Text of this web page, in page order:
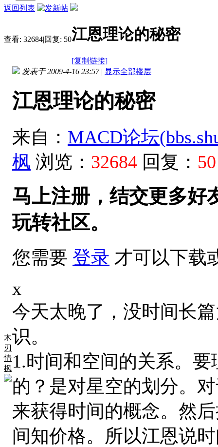
返回列表
查看: 32684|回复: 50江恩理论的秘密
[复制链接]
木
刃
情
枫
发表于 2009-4-16 23:57 | 显示全部楼层
江恩理论的秘密
来自： MACD论坛
枫 浏览： 32684 回复： 50
马上注册，结交更多好
玩转社区。
您需要 登录 才可以下载
x
今天太晚了，没时间长
识。
1.时间和空间的关系。
的？是对星空的划分。
来获得时间的概念。然
间知价格。所以江恩说